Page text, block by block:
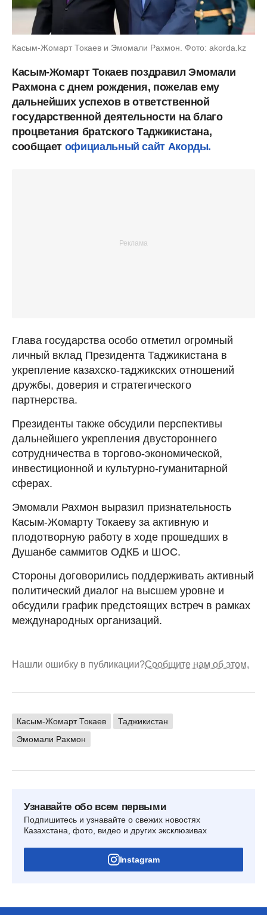
Касым-Жомарт Токаев и Эмомали Рахмон. Фото: akorda.kz
Касым-Жомарт Токаев поздравил Эмомали
Рахмона с днем рождения, пожелав ему
дальнейших успехов в ответственной
государственной деятельности на благо
процветания братского Таджикистана,
сообщает официальный сайт Акорды.
Глава государства особо отметил огромный
личный вклад Президента Таджикистана в
укрепление казахско-таджикских отношений
дружбы, доверия и стратегического
партнерства.
Президенты также обсудили перспективы
дальнейшего укрепления двустороннего
сотрудничества в торгово-экономической,
инвестиционной и культурно-гуманитарной
сферах.
Эмомали Рахмон выразил признательность
Касым-Жомарту Токаеву за активную и
плодотворную работу в ходе прошедших в
Душанбе саммитов ОДКБ и ШОС.
Стороны договорились поддерживать активный
политический диалог на высшем уровне и
обсудили график предстоящих встреч в рамках
международных организаций.
Нашли ошибку в публикации?Сообщите нам об этом.
Касым-Жомарт Токаев
Таджикистан
Эмомали Рахмон
Узнавайте обо всем первыми
Подпишитесь и узнавайте о свежих новостях
Казахстана, фото, видео и других эксклюзивах
Instagram